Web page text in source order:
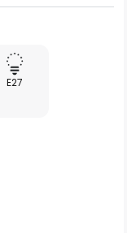
E27